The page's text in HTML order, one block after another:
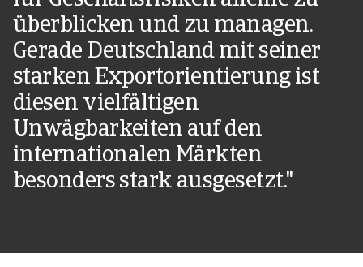
überblicken und zu managen.
Gerade Deutschland mit seiner
starken Exportorientierung ist
diesen vielfältigen
Unwägbarkeiten auf den
internationalen Märkten
besonders stark ausgesetzt."